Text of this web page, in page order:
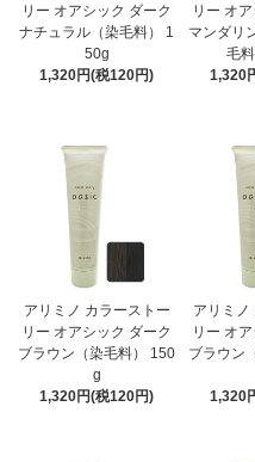
リー オアシック ダーク
ナチュラル（染毛料） 1
50g
1,320円(税120円)
リー オ
マンダリ
毛
1,320
アリミノ カラーストー
リー オアシック ダーク
ブラウン（染毛料） 150
g
1,320円(税120円)
アリミノ
リー オ
ブラウン
1,320